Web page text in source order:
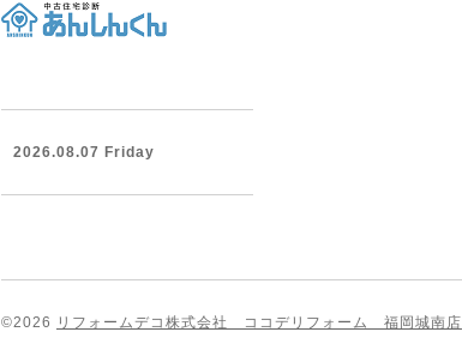
2026.08.07 Friday
©2026 リフォームデコ株式会社 ココデリフォーム 福岡城南店